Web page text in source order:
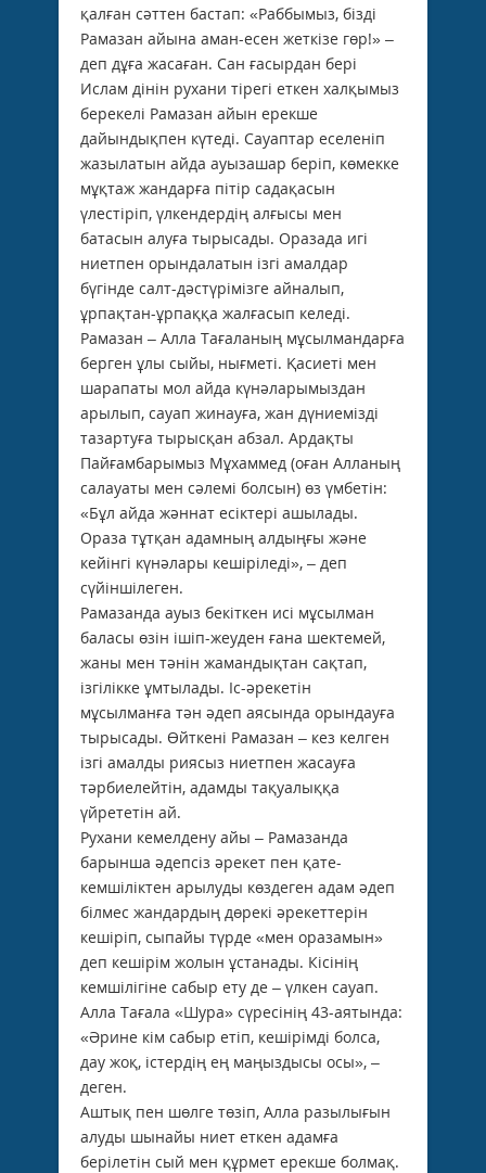
қалған сәттен бастап: «Раббымыз, бізді
Рамазан айына аман-есен жеткізе гөр!» –
деп дұға жасаған. Сан ғасырдан бері
Ислам дінін рухани тірегі еткен халқымыз
берекелі Рамазан айын ерекше
дайындықпен күтеді. Сауаптар еселеніп
жазылатын айда ауызашар беріп, көмекке
мұқтаж жандарға пітір садақасын
үлестіріп, үлкендердің алғысы мен
батасын алуға тырысады. Оразада игі
ниетпен орындалатын ізгі амалдар
бүгінде салт-дәстүрімізге айналып,
ұрпақтан-ұрпаққа жалғасып келеді.
Рамазан – Алла Тағаланың мұсылмандарға
берген ұлы сыйы, нығметі. Қасиеті мен
шарапаты мол айда күнәларымыздан
арылып, сауап жинауға, жан дүниемізді
тазар­туға тырысқан абзал. Ардақты
Пайғамбарымыз Мұхаммед (оған Алланың
салауаты мен сәлемі болсын) өз үмбетін:
«Бұл айда жәннат есіктері ашылады.
Ораза тұтқан адамның алдыңғы және
кейінгі күнәлары кешіріледі», – деп
сүйіншілеген.
Рамазанда ауыз бекіткен исі мұ­сыл­ман
баласы өзін ішіп-жеуден ғана шектемей,
жаны мен тәнін жаман­дықтан сақтап,
ізгілік­ке ұмтылады. Іс-әрекетін
мұсылманға тән әдеп аясында орындауға
тырысады. Өйт­кені Рамазан – кез келген
ізгі амалды риясыз ниетпен жасауға
тәрбиелейтін, адамды тақуалыққа
үйрететін ай.
Рухани кемелдену айы – Рамазанда
барынша әдепсіз әрекет пен қате-
кемшіліктен арылуды көздеген адам әдеп
білмес жандардың дөрекі әрекеттерін
кешіріп, сыпайы түрде «мен оразамын»
деп кешірім жолын ұстанады. Кісінің
кемшілігіне сабыр ету де – үлкен сауап.
Алла Тағала «Шура» сүресінің 43-аятында:
«Әрине кім сабыр етіп, кешірімді болса,
дау жоқ, істердің ең маңыздысы осы», –
деген.
Аштық пен шөлге төзіп, Алла разылығын
алуды шынайы ниет еткен адамға
берілетін сый мен құрмет ерекше болмақ.